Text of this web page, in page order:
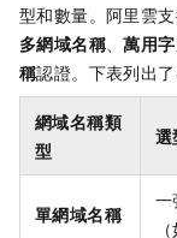
型和數量。阿里雲
多網域名稱、萬用
稱認證。下表列出
網域名稱類
型
選
單網域名稱
一